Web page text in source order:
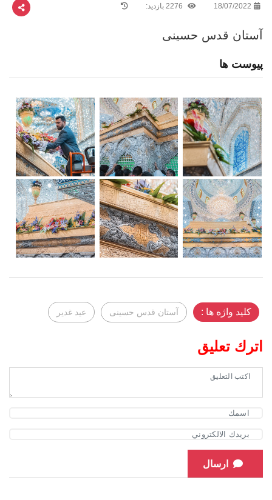
18/07/2022
آستان قدس حسینی
پیوست ها
کلید واژه ها : آستان قدس حسینی عید غدیر
اترك تعليق
ارسال